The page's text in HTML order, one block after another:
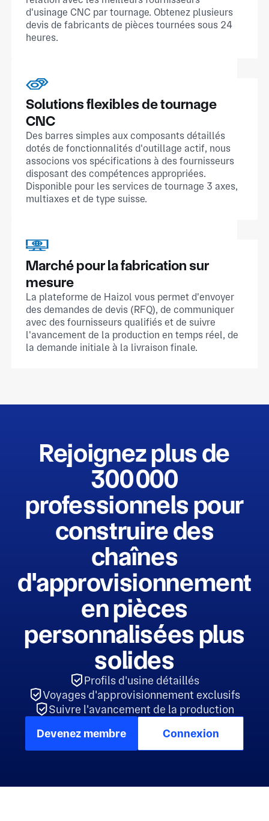
d'usinage CNC par tournage. Obtenez plusieurs
devis de fabricants de pièces tournées sous 24
heures.
Solutions flexibles de tournage
CNC
Des barres simples aux composants détaillés
dotés de fonctionnalités d'outillage actif, nous
associons vos spécifications à des fournisseurs
disposant des compétences appropriées.
Disponible pour les services de tournage 3 axes,
multiaxes et de type suisse.
Marché pour la fabrication sur
mesure
La plateforme de Haizol vous permet d'envoyer
des demandes de devis (RFQ), de communiquer
avec des fournisseurs qualifiés et de suivre
l'avancement de la production en temps réel, de
la demande initiale à la livraison finale.
Rejoignez plus de
300 000
professionnels pour
construire des
chaînes
d'approvisionnement
en pièces
personnalisées plus
solides
Profils d'usine détaillés
Voyages d'approvisionnement exclusifs
Suivre l'avancement de la production
Devenez membre
Connexion